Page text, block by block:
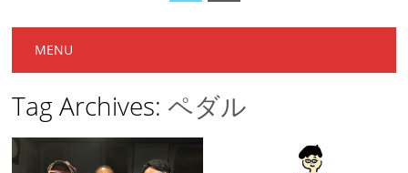
Main menu
MENU
Tag Archives: ペダル